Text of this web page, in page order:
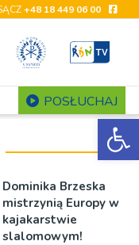
+48 18 449 06 00
POSŁUCHAJ
Dominika Brzeska
mistrzynią Europy w
kajakarstwie
slalomowym!